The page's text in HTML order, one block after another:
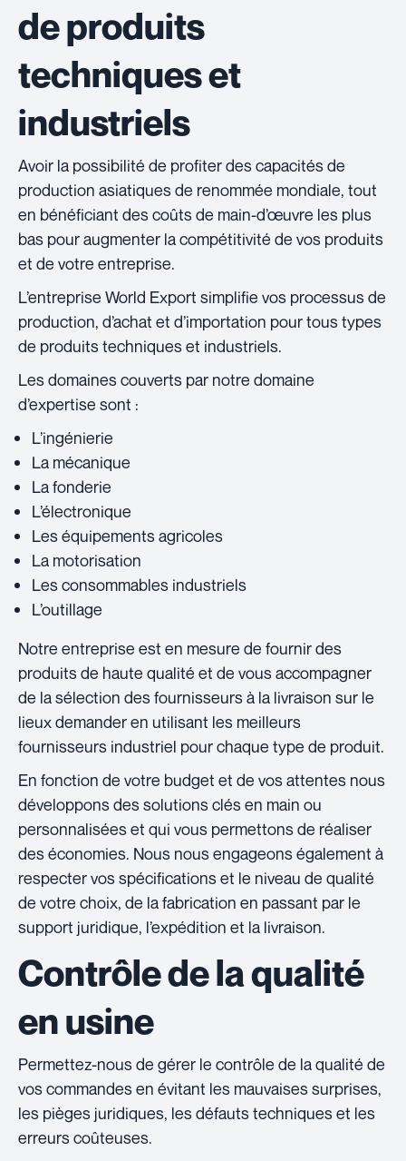
de produits
techniques et
industriels
Avoir la possibilité de profiter des capacités de
production asiatiques de renommée mondiale, tout
en bénéficiant des coûts de main-d’œuvre les plus
bas pour augmenter la compétitivité de vos produits
et de votre entreprise.
L’entreprise World Export simplifie vos processus de
production, d’achat et d’importation pour tous types
de produits techniques et industriels.
Les domaines couverts par notre domaine
d’expertise sont :
L’ingénierie
La mécanique
La fonderie
L’électronique
Les équipements agricoles
La motorisation
Les consommables industriels
L’outillage
Notre entreprise est en mesure de fournir des
produits de haute qualité et de vous accompagner
de la sélection des fournisseurs à la livraison sur le
lieux demander en utilisant les meilleurs
fournisseurs industriel pour chaque type de produit.
En fonction de votre budget et de vos attentes nous
développons des solutions clés en main ou
personnalisées et qui vous permettons de réaliser
des économies. Nous nous engageons également à
respecter vos spécifications et le niveau de qualité
de votre choix, de la fabrication en passant par le
support juridique, l’expédition et la livraison.
Contrôle de la qualité
en usine
Permettez-nous de gérer le contrôle de la qualité de
vos commandes en évitant les mauvaises surprises,
les pièges juridiques, les défauts techniques et les
erreurs coûteuses.